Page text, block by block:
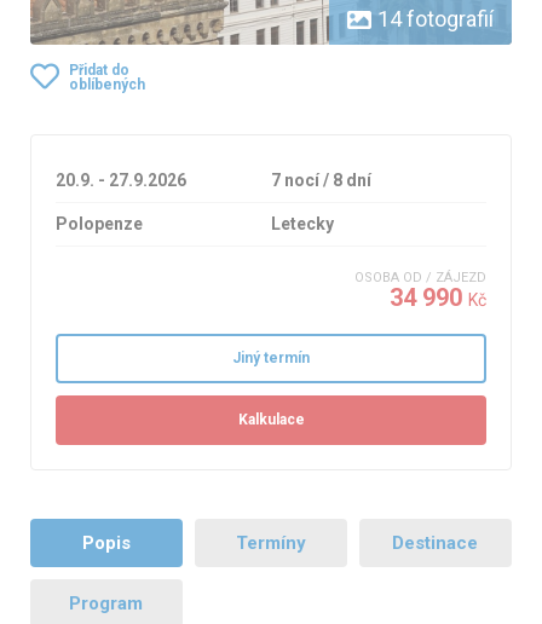
14 fotografií
Přidat do
oblíbených
20.9. - 27.9.2026 7 nocí / 8 dní
Polopenze Letecky
OSOBA OD / ZÁJEZD
34 990 Kč
Jiný termín
Kalkulace
Popis Termíny Destinace
Program